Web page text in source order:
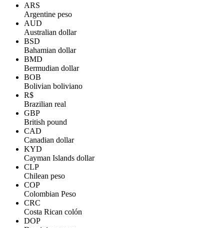
ARS
Argentine peso
AUD
Australian dollar
BSD
Bahamian dollar
BMD
Bermudian dollar
BOB
Bolivian boliviano
R$
Brazilian real
GBP
British pound
CAD
Canadian dollar
KYD
Cayman Islands dollar
CLP
Chilean peso
COP
Colombian Peso
CRC
Costa Rican colón
DOP